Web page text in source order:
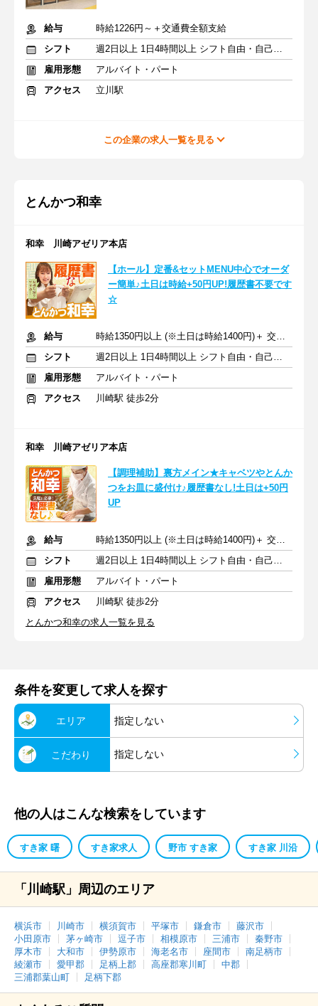
給与
時給1226円～＋交通費全額支給
シフト
週2日以上 1日4時間以上 シフト自由・自己申告
雇用形態
アルバイト・パート
アクセス
立川駅
この企業の求人一覧を見る
とんかつ和幸
和幸 川崎アゼリア本店
【ホール】定番&セットMENU中心でオーダ
ー簡単♪土日は時給+50円UP!履歴書不要です
☆
給与
時給1350円以上 (※土日は時給1400円)＋ 交通費
シフト
週2日以上 1日4時間以上 シフト自由・自己申告
雇用形態
アルバイト・パート
アクセス
川崎駅 徒歩2分
和幸 川崎アゼリア本店
【調理補助】裏方メイン★キャベツやとんか
つをお皿に盛付け♪履歴書なし!土日は+50円
UP
給与
時給1350円以上 (※土日は時給1400円)＋ 交通費
シフト
週2日以上 1日4時間以上 シフト自由・自己申告
雇用形態
アルバイト・パート
アクセス
川崎駅 徒歩2分
とんかつ和幸の求人一覧を見る
条件を変更して求人を探す
エリア 指定しない
こだわり 指定しない
他の人はこんな検索をしています
すき家 曙 すき家求人 野市 すき家 すき家 川沿
「川崎駅」周辺のエリア
横浜市 川崎市 横須賀市 平塚市 鎌倉市
藤沢市
小田原市
茅ヶ崎市 逗子市 相模原市 三浦市
秦野市
厚木市
大和市 伊勢原市 海老名市 座間市
南足柄市
綾瀬市
愛甲郡 足柄上郡 高座郡寒川町
中郡
三浦郡葉山町
足柄下郡